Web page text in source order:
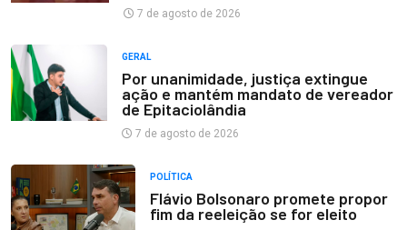
7 de agosto de 2026
GERAL
Por unanimidade, justiça extingue
ação e mantém mandato de vereador
de Epitaciolândia
7 de agosto de 2026
POLÍTICA
Flávio Bolsonaro promete propor
fim da reeleição se for eleito